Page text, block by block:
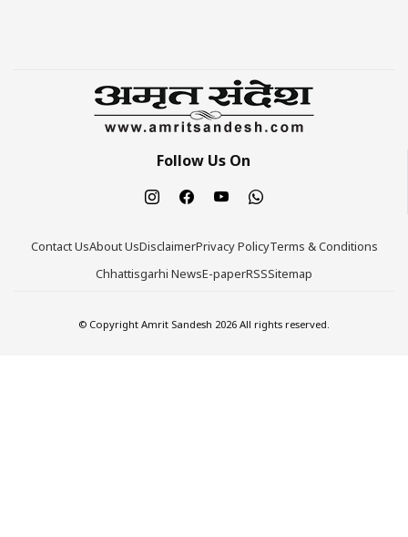
Follow Us On
Contact UsAbout UsDisclaimerPrivacy PolicyTerms & Conditions
Chhattisgarhi NewsE-paperRSSSitemap
© Copyright Amrit Sandesh 2026 All rights reserved.